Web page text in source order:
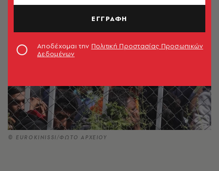
© EUROKINISSI/ΦΩΤΟ ΑΡΧΕΙΟΥ
ΕΓΓΡΑΦΗ
Αποδέχομαι την Πολιτική Προστασίας Προσωπικών
Δεδομένων